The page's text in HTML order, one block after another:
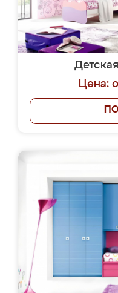
Цена: